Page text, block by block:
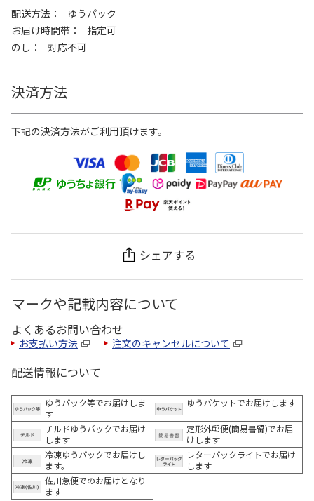
配送方法
ゆうパック
お届け時間帯
指定可
のし
対応不可
決済方法
下記の決済方法がご利用頂けます。
シェアする
マークや記載内容について
よくあるお問い合わせ
お支払い方法 注文のキャンセルについて
配送情報について
ゆうパック等でお届けしま
す
ゆうパケットでお届けします
チルドゆうパックでお届け
します
定形外郵便(簡易書留)でお届
けします
冷凍ゆうパックでお届けし
ます。
レターパックライトでお届け
します
佐川急便でのお届けとなり
ます